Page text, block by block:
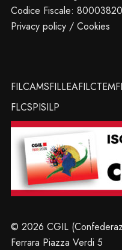
Codice Fiscale:
Privacy policy / Cookies
FILCAMSFILLEAFILCTEM
FLCSPISILP
© 2026 CGIL
Ferrara Piazza Verdi 5